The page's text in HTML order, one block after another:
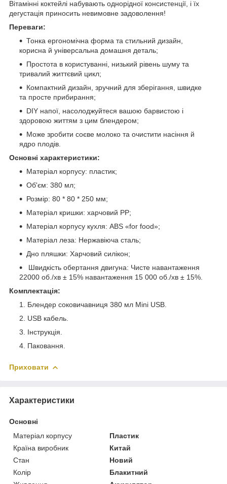
Вітамінні коктейлі набувають однорідної консистенції, і їх
дегустація приносить невимовне задоволення!
Переваги:
Тонка ергономічна форма та стильний дизайн,
корисна й універсальна домашня деталь;
Простота в користуванні, низький рівень шуму та
тривалий життєвий цикл;
Компактний дизайн, зручний для зберігання, швидке
та просте прибирання;
DIY напої, насолоджуйтеся вашою барвистою і
здоровою життям з цим блендером;
Може зробити соєве молоко та очистити насіння й
ядро плодів.
Основні характеристики:
Матеріал корпусу: пластик;
Об'єм: 380 мл;
Розмір: 80 * 80 * 250 мм;
Матеріал кришки: харчовий PP;
Матеріал корпусу кухля: ABS «for food»;
Матеріал леза: Нержавіюча сталь;
Дно пляшки: Харчовий силікон;
Швидкість обертання двигуна: Чисте навантаження
22000 об./хв ± 15% навантаження 15 000 об./хв ± 15%.
Комплектація:
Блендер соковичавниця 380 мл Mini USB.
USB кабель.
Інструкція.
Паковання.
Приховати
Характеристики
Основні
Матеріал корпусу
Пластик
Країна виробник
Китай
Стан
Новий
Колір
Блакитний